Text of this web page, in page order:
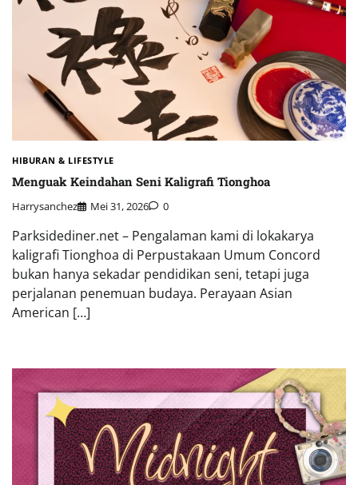
HIBURAN & LIFESTYLE
Menguak Keindahan Seni Kaligrafi Tionghoa
Harrysanchez Mei 31, 2026 0
Parksidediner.net – Pengalaman kami di lokakarya
kaligrafi Tionghoa di Perpustakaan Umum Concord
bukan hanya sekadar pendidikan seni, tetapi juga
perjalanan penemuan budaya. Perayaan Asian
American […]